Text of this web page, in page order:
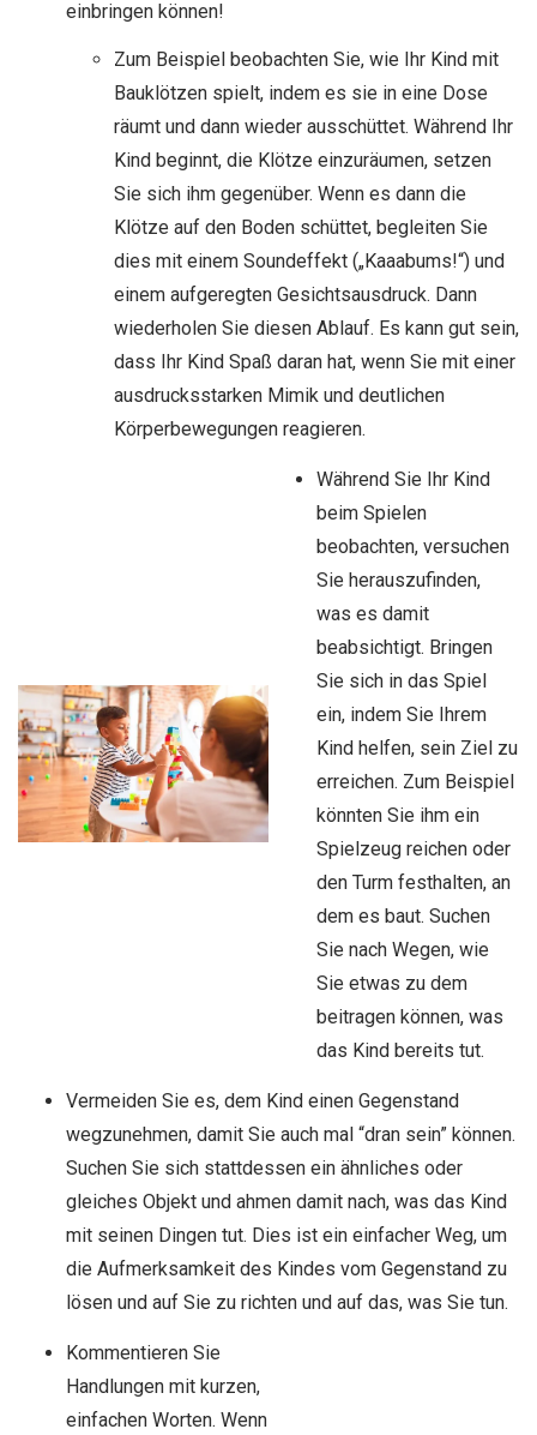
einbringen können!
Zum Beispiel beobachten Sie, wie Ihr Kind mit
Bauklötzen spielt, indem es sie in eine Dose
räumt und dann wieder ausschüttet. Während Ihr
Kind beginnt, die Klötze einzuräumen, setzen
Sie sich ihm gegenüber. Wenn es dann die
Klötze auf den Boden schüttet, begleiten Sie
dies mit einem Soundeffekt („Kaaabums!“) und
einem aufgeregten Gesichtsausdruck. Dann
wiederholen Sie diesen Ablauf. Es kann gut sein,
dass Ihr Kind Spaß daran hat, wenn Sie mit einer
ausdrucksstarken Mimik und deutlichen
Körperbewegungen reagieren.
Während Sie Ihr Kind
beim Spielen
beobachten, versuchen
Sie herauszufinden,
was es damit
beabsichtigt. Bringen
Sie sich in das Spiel
ein, indem Sie Ihrem
Kind helfen, sein Ziel zu
erreichen. Zum Beispiel
könnten Sie ihm ein
Spielzeug reichen oder
den Turm festhalten, an
dem es baut. Suchen
Sie nach Wegen, wie
Sie etwas zu dem
beitragen können, was
das Kind bereits tut.
Vermeiden Sie es, dem Kind einen Gegenstand
wegzunehmen, damit Sie auch mal “dran sein” können.
Suchen Sie sich stattdessen ein ähnliches oder
gleiches Objekt und ahmen damit nach, was das Kind
mit seinen Dingen tut. Dies ist ein einfacher Weg, um
die Aufmerksamkeit des Kindes vom Gegenstand zu
lösen und auf Sie zu richten und auf das, was Sie tun.
Kommentieren Sie
Handlungen mit kurzen,
einfachen Worten. Wenn